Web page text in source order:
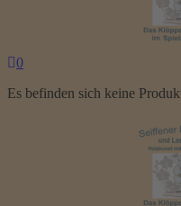
0
Es befinden sich keine